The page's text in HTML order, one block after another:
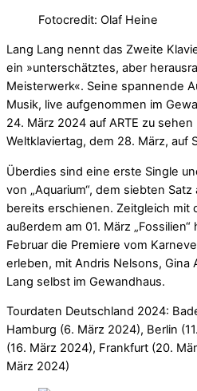
Fotocredit: Olaf Heine
Lang Lang nennt das Zweite
ein »unterschätztes, aber
Meisterwerk«. Seine spannende
Musik, live aufgenommen im
24. März 2024 auf ARTE zu
Weltklaviertag, dem 28. März, auf
Überdies sind eine erste Single
von „Aquarium“, dem siebten
bereits erschienen. Zeitgleich mit
außerdem am 01. März
Februar die Premiere vom
erleben, mit Andris Nelsons, Gina
Lang selbst im Gewandhaus.
Tourdaten Deutschland 2024:
Hamburg (6. März 2024), Berlin
(16. März 2024), Frankfurt (20.
März 2024)